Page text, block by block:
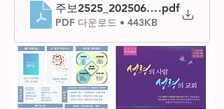
주보2525_20250622.pdf
PDF 다운로드 • 443KB